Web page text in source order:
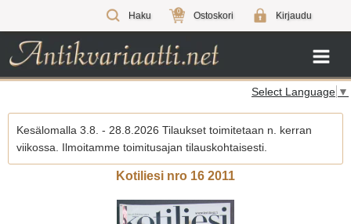
Haku 0 Ostoskori Kirjaudu
Select Language ▼
Kesälomalla 3.8. - 28.8.2026 Tilaukset toimitetaan n. kerran
viikossa. Ilmoitamme toimitusajan tilauskohtaisesti.
Kotiliesi nro 16 2011